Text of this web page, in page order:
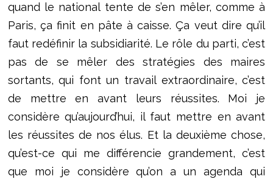
quand le national tente de s’en mêler, comme à
Paris, ça finit en pâte à caisse. Ça veut dire qu’il
faut redéfinir la subsidiarité. Le rôle du parti, c’est
pas de se mêler des stratégies des maires
sortants, qui font un travail extraordinaire, c’est
de mettre en avant leurs réussites. Moi je
considère qu’aujourd’hui, il faut mettre en avant
les réussites de nos élus. Et la deuxième chose,
qu’est-ce qui me différencie grandement, c’est
que moi je considère qu’on a un agenda qui